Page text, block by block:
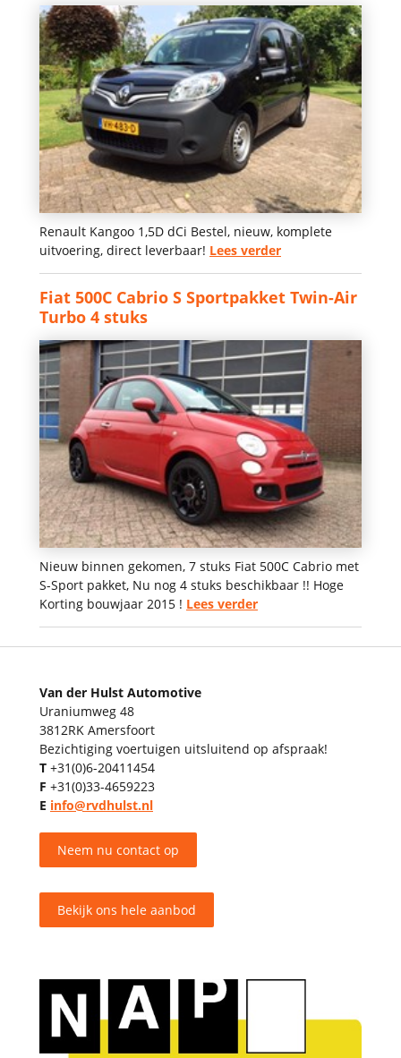
Renault Kangoo 1,5D dCi Bestel, nieuw, komplete
uitvoering, direct leverbaar! Lees verder
Fiat 500C Cabrio S Sportpakket Twin-Air
Turbo 4 stuks
Nieuw binnen gekomen, 7 stuks Fiat 500C Cabrio met
S-Sport pakket, Nu nog 4 stuks beschikbaar !! Hoge
Korting bouwjaar 2015 ! Lees verder
Van der Hulst Automotive
Uraniumweg 48
3812RK Amersfoort
Bezichtiging voertuigen uitsluitend op afspraak!
T +31(0)6-20411454
F +31(0)33-4659223
E info@rvdhulst.nl
Neem nu contact op
Bekijk ons hele aanbod